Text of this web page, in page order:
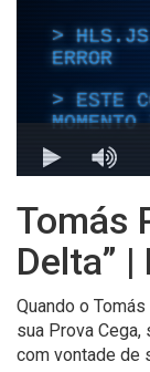
Tomás
Delta” |
Quando o
sua Prova
com vontade de